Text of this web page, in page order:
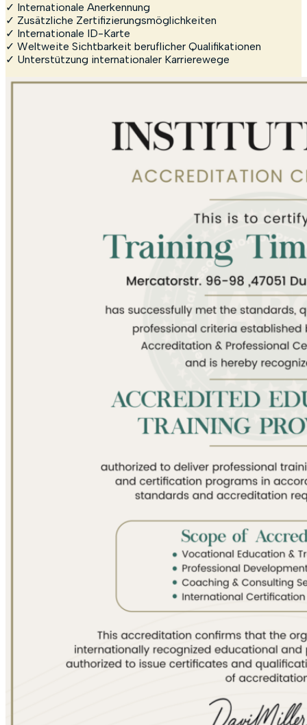
✓ Internationale Anerkennung
✓ Zusätzliche Zertifizierungsmöglichkeiten
✓ Internationale ID-Karte
✓ Weltweite Sichtbarkeit beruflicher Qualifikationen
✓ Unterstützung internationaler Karrierewege